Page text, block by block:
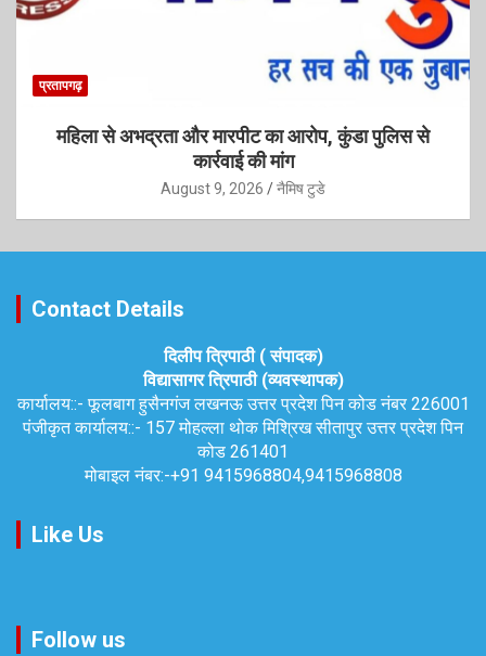
प्रतापगढ़
महिला से अभद्रता और मारपीट का आरोप, कुंडा पुलिस से
कार्रवाई की मांग
August 9, 2026 नैमिष टुडे
Contact Details
दिलीप त्रिपाठी ( संपादक)
विद्यासागर त्रिपाठी (व्यवस्थापक)
कार्यालय::-फूलबाग हुसैनगंज लखनऊ उत्तर प्रदेश पिन कोड नंबर 226001
पंजीकृत कार्यालय::- 157 मोहल्ला थोक मिश्रिख सीतापुर उत्तर प्रदेश पिन
कोड 261401
मोबाइल नंबर:-+91 9415968804,9415968808
Like Us
Follow us